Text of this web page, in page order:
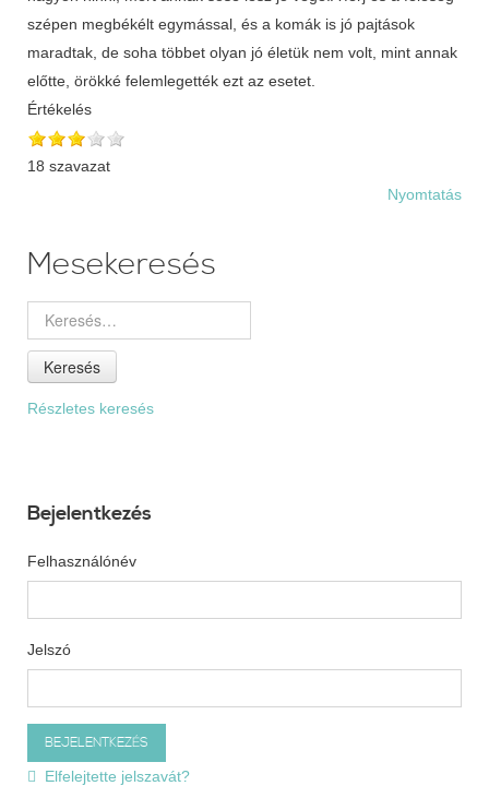
Értékelés
18 szavazat
Nyomtatás
Mesekeresés
Keresés
Részletes keresés
Bejelentkezés
Felhasználónév
Jelszó
Elfelejtette jelszavát?